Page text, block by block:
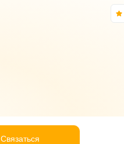
Связаться